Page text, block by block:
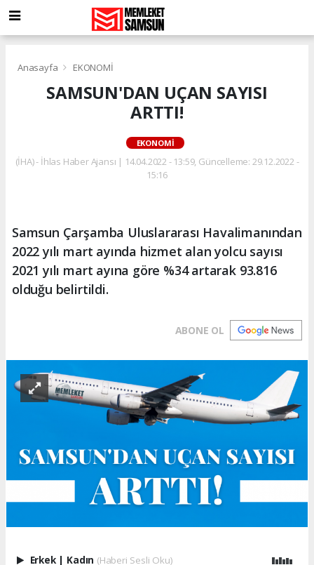
Anasayfa EKONOMİ
SAMSUN'DAN UÇAN SAYISI
ARTTI!
EKONOMİ
(İHA) - İhlas Haber Ajansı | 14.04.2022 - 13:59, Güncelleme: 29.12.2022 -
15:16
Samsun Çarşamba Uluslararası Havalimanından
2022 yılı mart ayında hizmet alan yolcu sayısı
2021 yılı mart ayına göre %34 artarak 93.816
olduğu belirtildi.
ABONE OL
Erkek | Kadın (Haberi Sesli Oku)